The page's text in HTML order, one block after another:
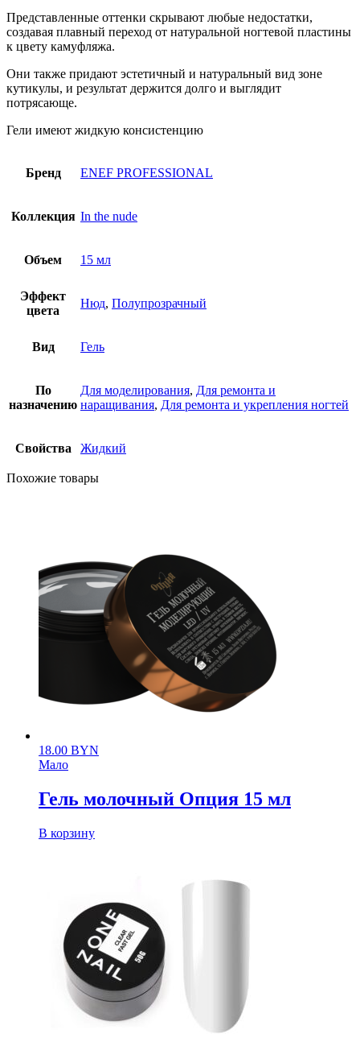
Представленные оттенки скрывают любые недостатки,
создавая плавный переход от натуральной ногтевой пластины
к цвету камуфляжа.
Они также придают эстетичный и натуральный вид зоне
кутикулы, и результат держится долго и выглядит
потрясающе.
Гели имеют жидкую консистенцию
Бренд ENEF PROFESSIONAL
Коллекция In the nude
Объем 15 мл
Эффект
цвета
Нюд, Полупрозрачный
Вид Гель
По
назначению
Для моделирования, Для ремонта и
наращивания, Для ремонта и укрепления ногтей
Свойства Жидкий
Похожие товары
18.00 BYN
Мало
Гель молочный Опция 15 мл
В корзину